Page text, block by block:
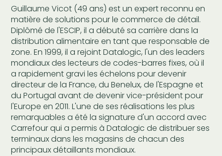
Guillaume Vicot (49 ans) est un expert reconnu en
matière de solutions pour le commerce de détail.
Diplômé de l'ESCIP, il a débuté sa carrière dans la
distribution alimentaire en tant que responsable de
zone. En 1999, il a rejoint Datalogic, l'un des leaders
mondiaux des lecteurs de codes-barres fixes, où il
a rapidement gravi les échelons pour devenir
directeur de la France, du Benelux, de l'Espagne et
du Portugal avant de devenir vice-président pour
l'Europe en 2011. L'une de ses réalisations les plus
remarquables a été la signature d'un accord avec
Carrefour qui a permis à Datalogic de distribuer ses
terminaux dans les magasins de chacun des
principaux détaillants mondiaux.